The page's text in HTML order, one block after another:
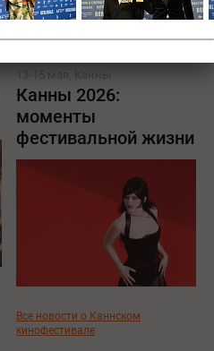
Все новости о Каннском
13-15 мая, Канны
Канны 2026:
моменты
фестивальной жизни
Все новости о Каннском
кинофестивале